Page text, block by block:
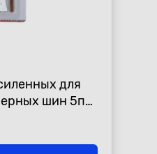
для
шин 5пр.